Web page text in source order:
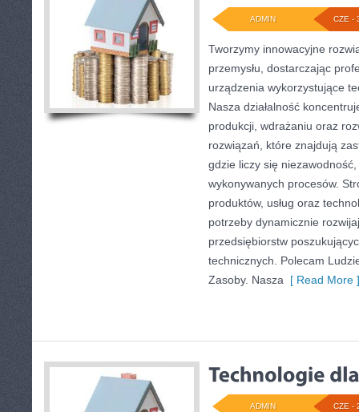
CZE -
ADMIN
Tworzymy innowacyjne
przemysłu, dostarczając
urządzenia wykorzystujące
Nasza działalność
produkcji, wdrażaniu oraz
rozwiązań, które znajdują
gdzie liczy się
wykonywanych procesów.
produktów, usług oraz
potrzeby dynamicznie
przedsiębiorstw
technicznych. Polecam
Zasoby. Nasza [ Read More ]
CZE -
ADMIN